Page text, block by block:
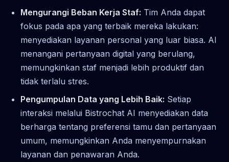
Mengurangi Beban Kerja Staf: Tim Anda dapat
fokus pada apa yang terbaik mereka lakukan:
menyediakan layanan personal yang luar biasa. AI
menangani pertanyaan digital yang berulang,
memungkinkan staf menjadi lebih produktif dan
tidak terlalu stres.
Pengumpulan Data yang Lebih Baik: Setiap
interaksi melalui Bistrochat AI menyediakan data
berharga tentang preferensi tamu dan pertanyaan
umum, memungkinkan Anda menyempurnakan
layanan dan penawaran Anda.